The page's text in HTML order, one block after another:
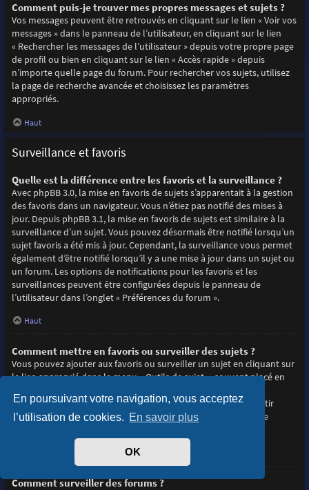
En poursuivant votre navigation, vous acceptez
l’utilisation de cookies. En savoir plus
OK
Comment puis-je trouver mes propres messages et sujets ?
Vos messages peuvent être retrouvés en cliquant sur le lien « Voir vos
messages » dans le panneau de l’utilisateur, en cliquant sur le lien
« Rechercher les messages de l’utilisateur » depuis votre propre page
de profil ou bien en cliquant sur le lien « Accès rapide » depuis
n’importe quelle page du forum. Pour rechercher vos sujets, utilisez
la page de recherche avancée et choisissez les paramètres
appropriés.
Haut
Surveillance et favoris
Quelle est la différence entre les favoris et la surveillance ?
Avec phpBB 3.0, la mise en favoris de sujets s’apparentait à la gestion
des favoris dans un navigateur. Vous n’étiez pas notifié des mises à
jour. Depuis phpBB 3.1, la mise en favoris de sujets est similaire à la
surveillance d’un sujet. Vous pouvez désormais être notifié lorsqu’un
sujet favoris a été mis à jour. Cependant, la surveillance vous permet
également d’être notifié lorsqu’il y a une mise à jour dans un sujet ou
un forum. Les options de notifications pour les favoris et les
surveillances peuvent être configurées depuis le panneau de
l’utilisateur dans l’onglet « Préférences du forum ».
Haut
Comment mettre en favoris ou surveiller des sujets ?
Vous pouvez ajouter aux favoris ou surveiller un sujet en cliquant sur
le lien approprié dans le menu « Outils de sujet », souvent placé en
Répondre à un sujet en cochant la case du formulaire « M’avertir
lorsqu’une réponse est postée » vous permettra également de
Comment surveiller des forums ?